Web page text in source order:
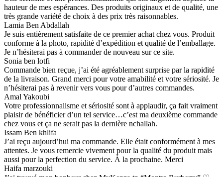
hauteur de mes espérances. Des produits originaux et de qualité, une
très grande variété de choix à des prix très raisonnables.
Lamia Ben Abdallah
Je suis entièrement satisfaite de ce premier achat chez vous. Produit
conforme à la photo, rapidité d’expédition et qualité de l’emballage.
Je n’hésiterai pas à commander de nouveau sur ce site.
Sonia ben lotfi
Commande bien reçue, j’ai été agréablement surprise par la rapidité
de la livraison. Grand merci pour votre amabilité et votre sériosité. Je
n’hésiterai pas à revenir vers vous pour d’autres commandes.
Amal Yakoubi
Votre professionnalisme et sériosité sont à applaudir, ça fait vraiment
plaisir de bénéficier d’un tel service…c’est ma deuxième commande
chez vous et ça ne serait pas la dernière nchallah.
Issam Ben khlifa
J’ai reçu aujourd’hui ma commande. Elle était conformément à mes
attentes. Je vous remercie vivement pour la qualité du produit mais
aussi pour la perfection du service. À la prochaine. Merci
Haifa marzouki